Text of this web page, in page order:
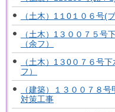
（土木）1１0１０６号(
（土木）1３００７５号
（余フ）
（土木）1３0０７６号
フ）
（建築）１３００７８
対策工事